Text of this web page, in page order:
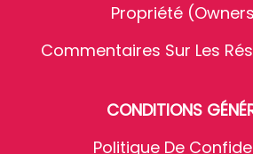
Propriété
Commentaires Sur Les
CONDITIONS
Politique De